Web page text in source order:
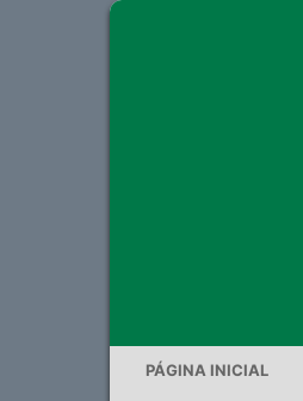
PÁGINA INICIAL